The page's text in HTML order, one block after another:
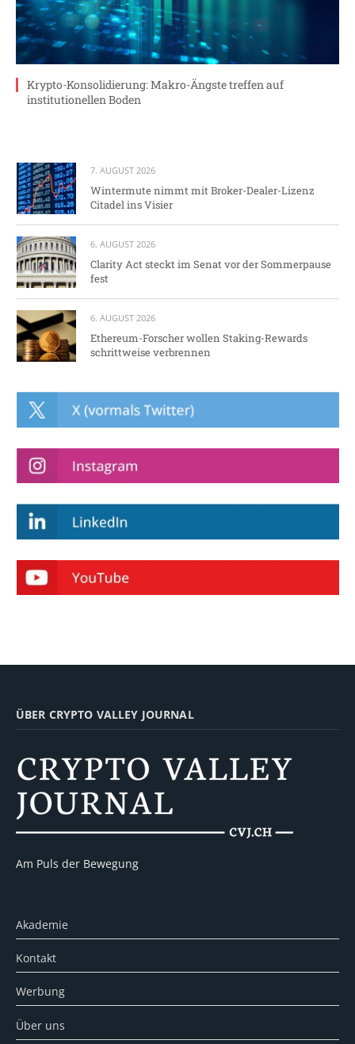
Krypto-Konsolidierung: Makro-Ängste treffen auf
institutionellen Boden
7. AUGUST 2026
Wintermute nimmt mit Broker-Dealer-Lizenz
Citadel ins Visier
6. AUGUST 2026
Clarity Act steckt im Senat vor der Sommerpause
fest
6. AUGUST 2026
Ethereum-Forscher wollen Staking-Rewards
schrittweise verbrennen
ÜBER CRYPTO VALLEY JOURNAL
Am Puls der Bewegung
Akademie
Kontakt
Werbung
Über uns